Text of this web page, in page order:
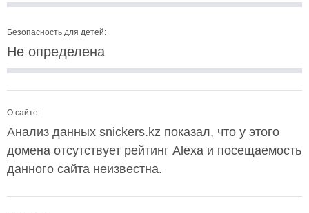
Безопасность для детей:
Не определена
О сайте:
Анализ данных snickers.kz показал, что у этого
домена отсутствует рейтинг Alexa и посещаемость
данного сайта неизвестна.